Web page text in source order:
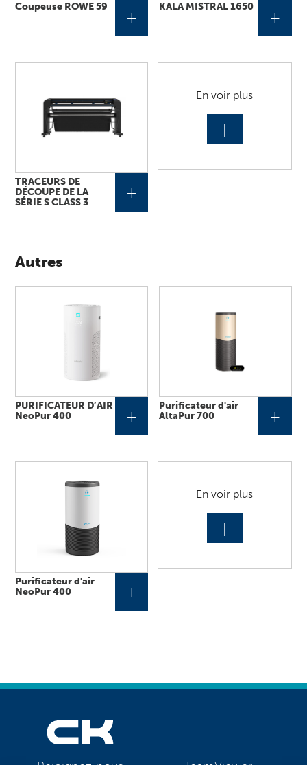
Coupeuse ROWE 59
+
KALA MISTRAL 1650
+
TRACEURS DE
DÉCOUPE DE LA
SÉRIE S CLASS 3
+
En voir plus
+
Autres
PURIFICATEUR D’AIR
NeoPur 400
+
Purificateur d'air
AltaPur 700
+
Purificateur d'air
NeoPur 400
+
En voir plus
+